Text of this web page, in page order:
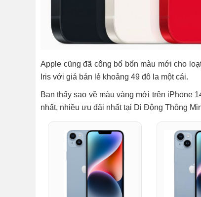
Apple cũng đã công bố bốn màu mới cho
Iris với giá bán lẻ khoảng 49 đô la một cái.
Bạn thấy sao về màu vàng mới trên iPhone
nhất, nhiều ưu đãi nhất tại Di Động Thông